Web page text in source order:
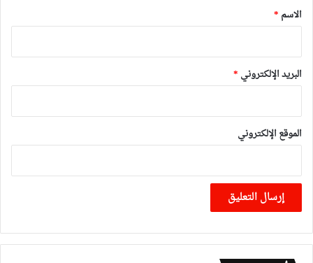
*
الاسم *
البريد الإلكتروني *
الموقع الإلكتروني